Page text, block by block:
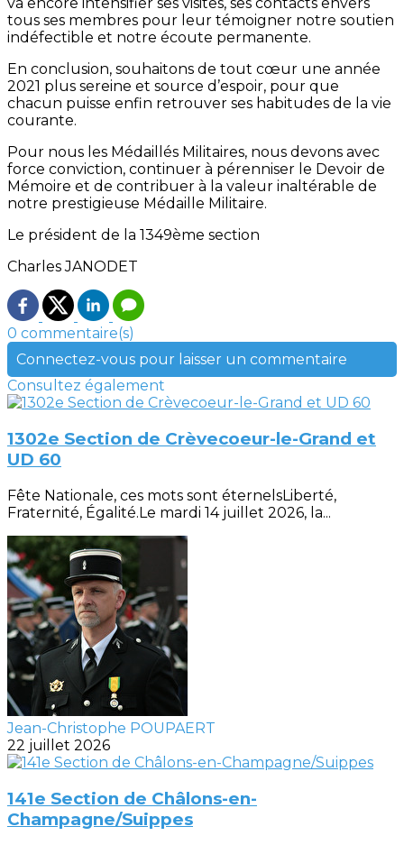
va encore intensifier ses visites, ses contacts envers
tous ses membres pour leur témoigner notre soutien
indéfectible et notre écoute permanente.
En conclusion, souhaitons de tout cœur une année
2021 plus sereine et source d’espoir, pour que
chacun puisse enfin retrouver ses habitudes de la vie
courante.
Pour nous les Médaillés Militaires, nous devons avec
force conviction, continuer à pérenniser le Devoir de
Mémoire et de contribuer à la valeur inaltérable de
notre prestigieuse Médaille Militaire.
Le président de la 1349ème section
Charles JANODET
0 commentaire(s)
Connectez-vous pour laisser un commentaire
Consultez également
1302e Section de Crèvecoeur-le-Grand et
UD 60
Fête Nationale, ces mots sont éternelsLiberté,
Fraternité, Égalité.Le mardi 14 juillet 2026, la...
Jean-Christophe POUPAERT
22 juillet 2026
141e Section de Châlons-en-
Champagne/Suippes